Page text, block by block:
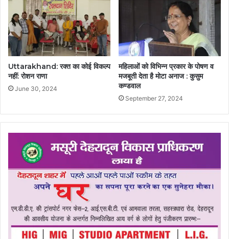
Uttarakhand: रक्त का कोई विकल्प
नहीं: रोशन राणा
June 30, 2024
महिलाओं को विभिन्न प्रकार के पोषण व
मजबूती देता है मोटा अनाज : कुसुम
कण्डवाल
September 27, 2024